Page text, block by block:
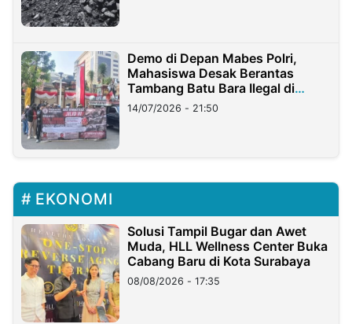
Demo di Depan Mabes Polri,
Mahasiswa Desak Berantas
Tambang Batu Bara Ilegal di
Lampung
14/07/2026 - 21:50
EKONOMI
Solusi Tampil Bugar dan Awet
Muda, HLL Wellness Center Buka
Cabang Baru di Kota Surabaya
08/08/2026 - 17:35